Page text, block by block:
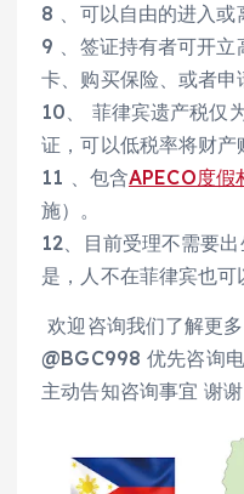
8 、可以自由的进入或
9 、签证持有者可开立
卡、购买保险、或者申
10、 菲律宾遗产税仅
证，可以低税率将财产
11 、包含APECO度假
施）。
12、目前受理不需要
是，人不在菲律宾也可
欢迎咨询我们了解更
@BGC998 优先咨询
主动告知咨询事宜 谢谢